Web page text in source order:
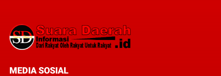
MEDIA SOSIAL